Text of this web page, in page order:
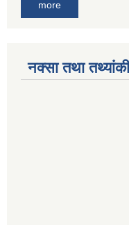
more
नक्सा तथा